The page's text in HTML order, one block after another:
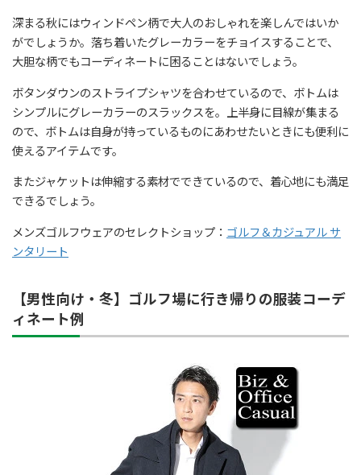
深まる秋にはウィンドペン柄で大人のおしゃれを楽しんではいか
がでしょうか。落ち着いたグレーカラーをチョイスすることで、
大胆な柄でもコーディネートに困ることはないでしょう。
ボタンダウンのストライプシャツを合わせているので、ボトムは
シンプルにグレーカラーのスラックスを。上半身に目線が集まる
ので、ボトムは自身が持っているものにあわせたいときにも便利に
使えるアイテムです。
またジャケットは伸縮する素材でできているので、着心地にも満足
できるでしょう。
メンズゴルフウェアのセレクトショップ： ゴルフ＆カジュアル サ
ンタリート
【男性向け・冬】ゴルフ場に行き帰りの服装コーデ
ィネート例